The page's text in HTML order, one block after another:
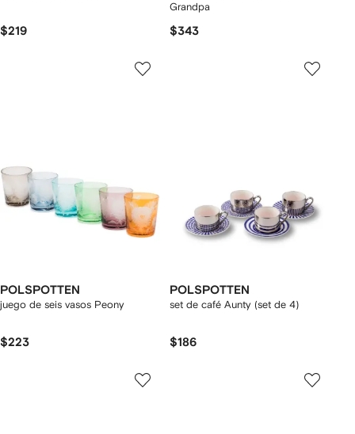
$219
Grandpa
$343
POLSPOTTEN
juego de seis vasos Peony
$223
POLSPOTTEN
set de café Aunty (set de 4)
$186